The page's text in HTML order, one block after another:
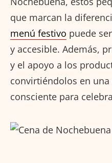
que marcan la
menú festivo puede
y accesible. Además,
y el apoyo a los
convirtiéndolos en
consciente para